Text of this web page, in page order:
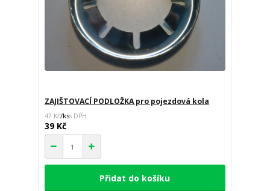
ZAJIŠTOVACÍ PODLOŽKA pro pojezdová kola
47 Kč/ks
39 Kč
Přidat do košíku